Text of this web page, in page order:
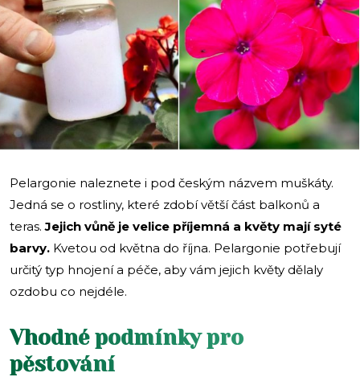
Pelargonie naleznete i pod českým názvem muškáty.
Jedná se o rostliny, které zdobí větší část balkonů a
teras.Jejich vůně je velice příjemná a květy mají syté
barvy. Kvetou od května do října. Pelargonie potřebují
určitý typ hnojení a péče, aby vám jejich květy dělaly
ozdobu co nejdéle.
Vhodné podmínky pro
pěstování